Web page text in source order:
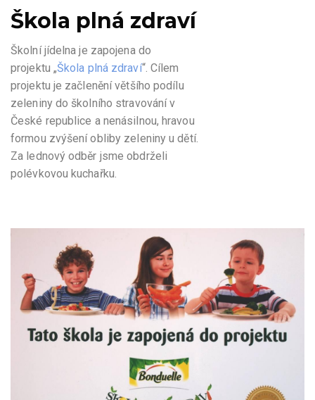
Škola plná zdraví
Školní jídelna je zapojena do
projektu „Škola plná zdraví“. Cílem
projektu je začlenění většího podílu
zeleniny do školního stravování v
České republice a nenásilnou, hravou
formou zvýšení obliby zeleniny u dětí.
Za lednový odběr jsme obdrželi
polévkovou kuchařku.